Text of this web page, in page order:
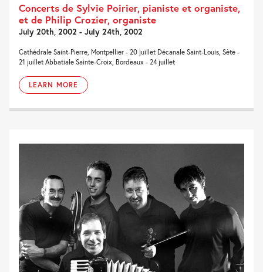
Concerts de Sylvie Poirier, pianiste et organiste,
et de Philip Crozier, organiste
July 20th, 2002 - July 24th, 2002
Cathédrale Saint-Pierre, Montpellier - 20 juillet Décanale Saint-Louis, Sète -
21 juillet Abbatiale Sainte-Croix, Bordeaux - 24 juillet
LEARN MORE